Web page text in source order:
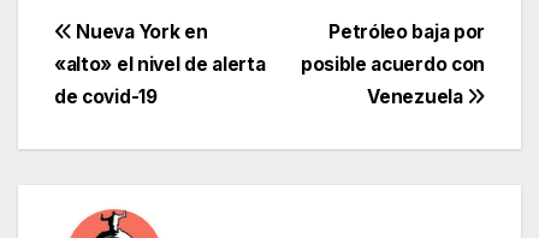
Navegación
de
entradas
Petróleo baja por
posible acuerdo con
Venezuela
Nueva York en
«alto» el nivel de alerta
de covid-19